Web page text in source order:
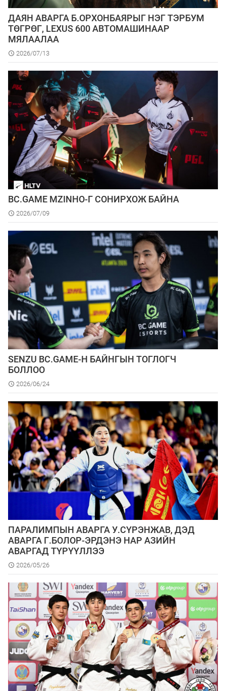
ДАЯН АВАРГА Б.ОРХОНБАЯРЫГ НЭГ ТЭРБУМ
ТӨГРӨГ, LEXUS 600 АВТОМАШИНААР
МЯЛААЛАА
2026/07/13
BC.GAME MZINHO-Г СОНИРХОЖ БАЙНА
2026/07/09
SENZU BC.GAME-Н БАЙНГЫН ТОГЛОГЧ
БОЛЛОО
2026/06/24
ПАРАЛИМПЫН АВАРГА У.СҮРЭНЖАВ, ДЭД
АВАРГА Г.БОЛОР-ЭРДЭНЭ НАР АЗИЙН
АВАРГАД ТҮРҮҮЛЛЭЭ
2026/05/26